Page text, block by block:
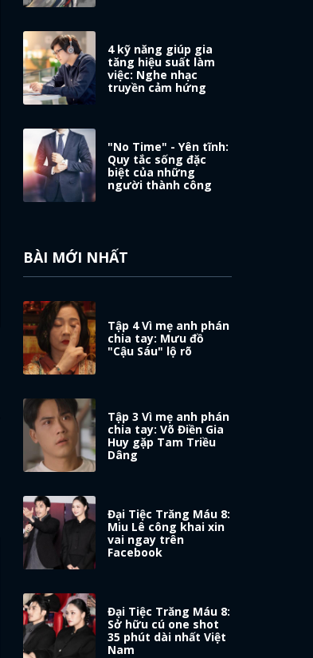
4 kỹ năng giúp gia
tăng hiệu suất làm
việc: Nghe nhạc
truyền cảm hứng
"No Time" - Yên tĩnh:
Quy tắc sống đặc
biệt của những
người thành công
BÀI MỚI NHẤT
Tập 4 Vì mẹ anh phán
chia tay: Mưu đồ
"Cậu Sáu" lộ rõ
Tập 3 Vì mẹ anh phán
chia tay: Võ Điền Gia
Huy gặp Tam Triều
Dâng
Đại Tiệc Trăng Máu 8:
Miu Lê công khai xin
vai ngay trên
Facebook
Đại Tiệc Trăng Máu 8:
Sở hữu cú one shot
35 phút dài nhất Việt
Nam